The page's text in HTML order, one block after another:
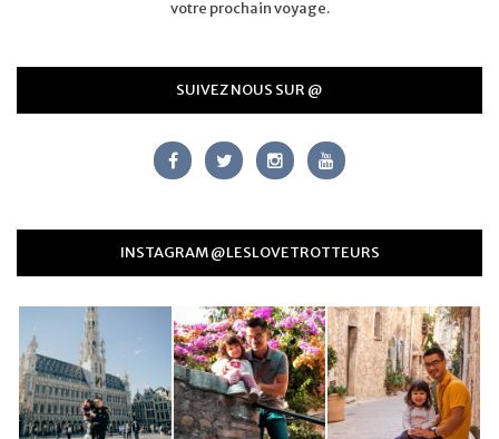
votre prochain voyage.
SUIVEZ NOUS SUR @
INSTAGRAM @LESLOVETROTTEURS